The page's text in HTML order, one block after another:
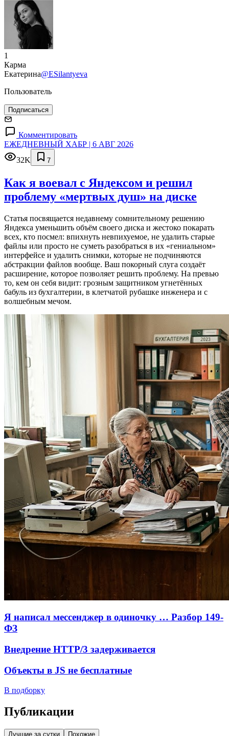
1
Карма
Екатерина@ESilantyeva
Пользователь
Подписаться
Комментировать
ЕЖЕДНЕВНЫЙ ХАБР | 6 АВГ 2026
32K
7
Как я воевал с Яндексом и решил
проблему «мертвых душ» на диске
Статья посвящается недавнему сомнительному решению
Яндекса уменьшить объём своего диска и жестоко покарать
всех, кто посмел: впихнуть невпихуемое, не удалить старые
файлы или просто не суметь разобраться в их «гениальном»
интерфейсе и удалить снимки, которые не подчиняются
абстракции файлов вообще. Ваш покорный слуга создаёт
расширение, которое позволяет решить проблему. На превью
то, кем он себя видит: грозным защитником угнетённых
бабуль из бухгалтерии, в клетчатой рубашке инженера и с
волшебным мечом.
Я написал мессенджер в одиночку … Разбор 149-
ФЗ
Внедрение HTTP/3 задерживается
Объекты в JS не бесплатные
В подборку
Публикации
Лучшие за сутки Похожие